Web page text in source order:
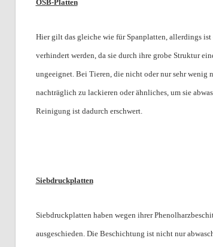
OSB-Platten
Hier gilt das gleiche wie für Spanplatten, allerdings
verhindert werden, da sie durch ihre grobe Struktur
ungeeignet. Bei Tieren, die nicht oder nur sehr wenig
nachträglich zu lackieren oder ähnliches, um sie
Reinigung ist dadurch erschwert.
Siebdruckplatten
Siebdruckplatten haben wegen ihrer
ausgeschieden. Die Beschichtung ist nicht nur